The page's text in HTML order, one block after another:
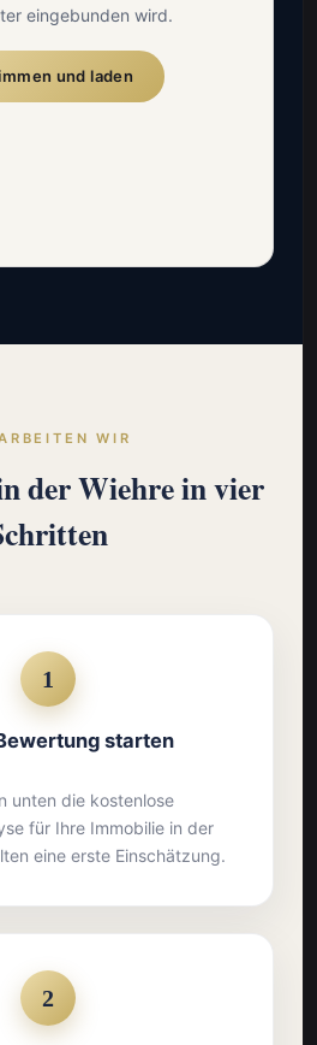
eingebunden wird.
und laden
WIR
der Wiehre in vier
1
starten
unten die kostenlose
für Ihre Immobilie in der
eine erste Einschätzung.
2